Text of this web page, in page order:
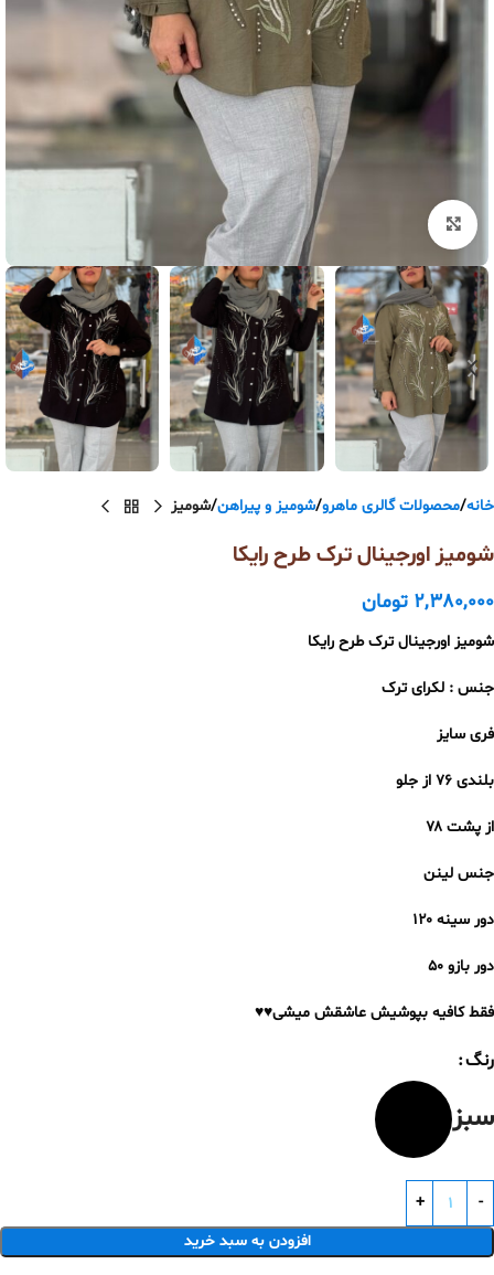
بزرگنمایی تصویر
خانه محصولات گالری ماهرو شومیز و پیراهن شومیز
شومیز اورجینال ترک طرح رایکا
2,380,000 تومان
شومیز اورجینال ترک طرح رایکا
جنس : لکرای ترک
فری سایز
بلندی ۷۶ از جلو
از پشت ۷۸
جنس لینن
دور سینه ۱۲۰
دور بازو ۵۰
فقط کافیه بپوشیش عاشقش میشی♥️♥️
رنگ
سبز
افزودن به سبد خرید